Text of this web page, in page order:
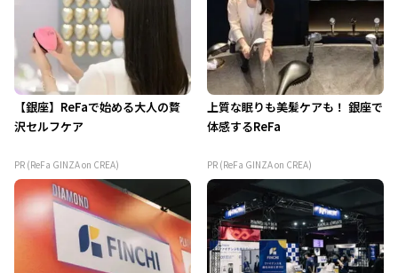
【銀座】ReFaで始める大人の贅
沢セルフケア
PR (ReFa GINZA on CREA)
上質な眠りも美髪ケアも！ 銀座で
体感するReFa
PR (ReFa GINZA on CREA)